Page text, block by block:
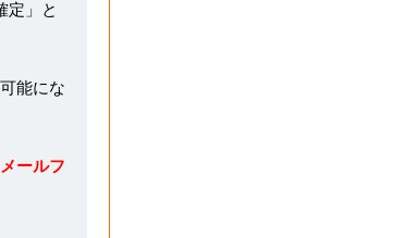
定」と
能にな
ールフ